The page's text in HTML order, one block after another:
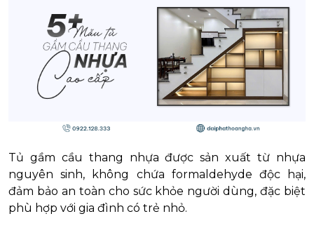
Tủ gầm cầu thang nhựa được sản xuất từ nhựa
nguyên sinh, không chứa formaldehyde độc hại,
đảm bảo an toàn cho sức khỏe người dùng, đặc biệt
phù hợp với gia đình có trẻ nhỏ.